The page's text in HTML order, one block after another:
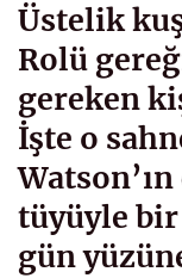
Üstelik
Rolü
gereken
İşte o
tüyüyle bir
gün